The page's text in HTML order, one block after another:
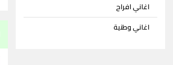
اغاني افراح
اغاني وطنية